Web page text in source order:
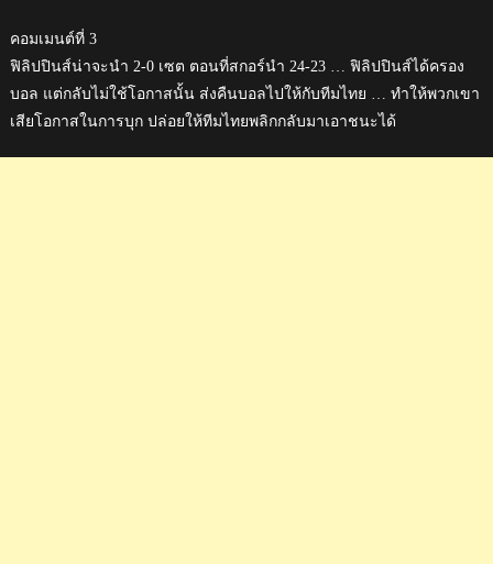
คอมเมนต์ที่ 3
ฟิลิปปินส์น่าจะนำ 2-0 เซต ตอนที่สกอร์นำ 24-23 … ฟิลิปปินส์ได้ครอง
บอล แต่กลับไม่ใช้โอกาสนั้น ส่งคืนบอลไปให้กับทีมไทย … ทำให้พวกเขา
เสียโอกาสในการบุก ปล่อยให้ทีมไทยพลิกกลับมาเอาชนะได้